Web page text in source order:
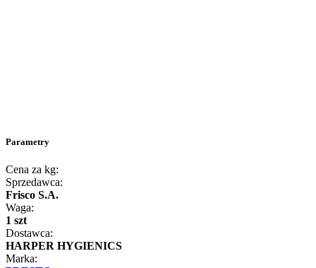
Parametry
Cena za kg:
Sprzedawca:
Frisco S.A.
Waga:
1 szt
Dostawca:
HARPER HYGIENICS
Marka: